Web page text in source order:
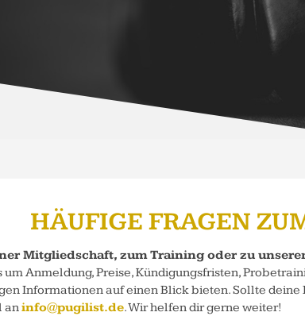
HÄUFIGE FRAGEN
Mitgliedschaft, zum Training oder zu
Anmeldung, Preise, Kündigungsfristen,
Informationen auf einen Blick bieten. Sollte
aninfo@pugilist.de. Wir helfen dir gerne weiter!